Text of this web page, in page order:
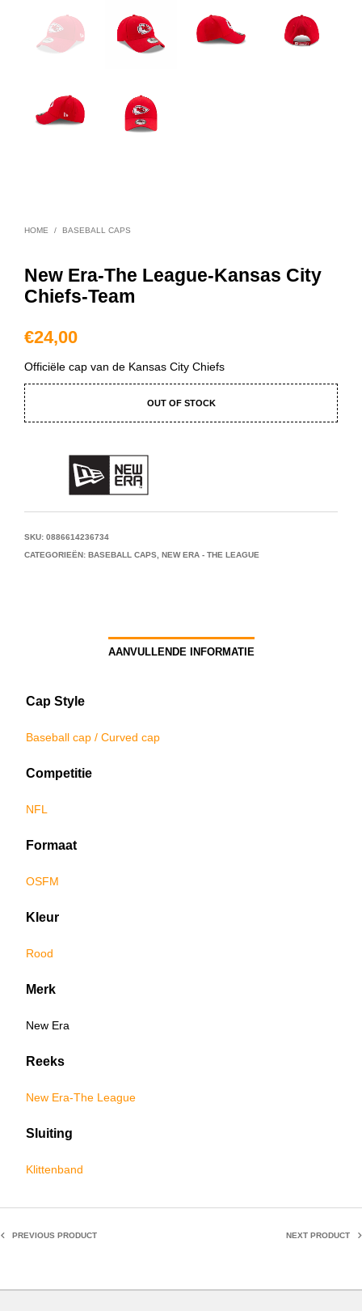
HOME / BASEBALL CAPS
New Era-The League-Kansas City
Chiefs-Team
€24,00
Officiële cap van de Kansas City Chiefs
OUT OF STOCK
SKU: 0886614236734
CATEGORIEËN: BASEBALL CAPS NEW ERA - THE LEAGUE
AANVULLENDE INFORMATIE
Cap Style
Baseball cap / Curved cap
Competitie
NFL
Formaat
OSFM
Kleur
Rood
Merk
New Era
Reeks
New Era-The League
Sluiting
Klittenband
PREVIOUS PRODUCT NEXT PRODUCT